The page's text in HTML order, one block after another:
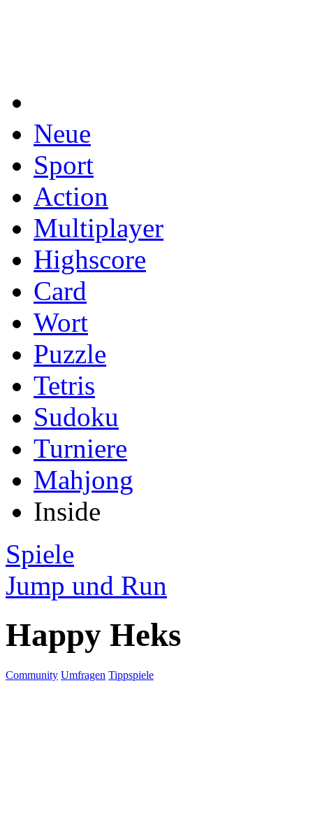
Neue
Sport
Action
Multiplayer
Highscore
Card
Wort
Puzzle
Tetris
Sudoku
Turniere
Mahjong
Inside
Spiele
Jump und Run
Happy Heks
Community Umfragen Tippspiele